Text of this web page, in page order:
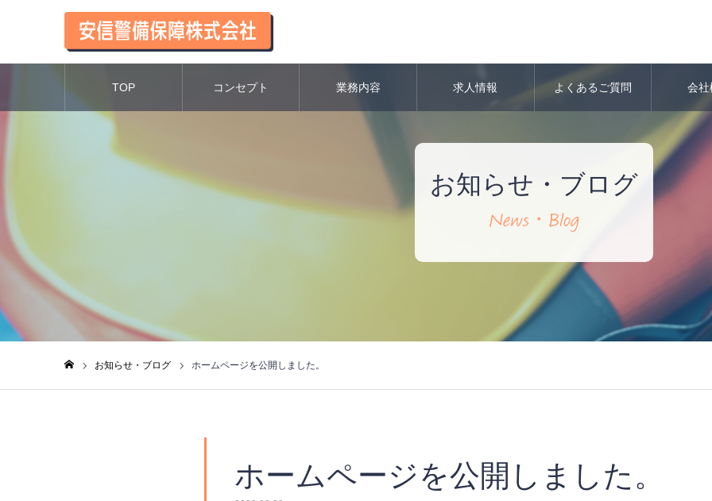
TOP コンセプト 業務内容 求人情報 よくあるご質問 会
お知らせ・ブログ
お知らせ・ブログ ホームページを公開しました。
ホームページを公開しました。